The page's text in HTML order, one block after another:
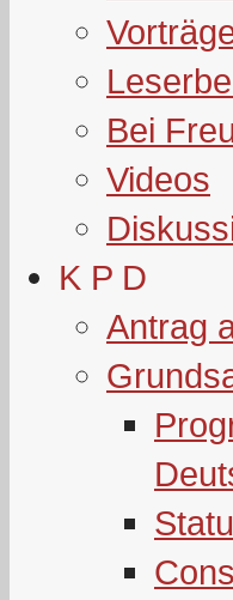
Bei
Videos
K P D
Antrag